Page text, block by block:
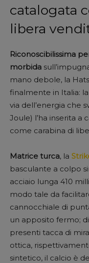
catalogata
libera
Riconoscibilissima
morbida
mano debole, la
finalmente in Italia:
via dell’energia che
Joule) l’ha inserita a
come carabina di
Matrice turca, la
basculante a colpo
acciaio lunga 410
modo tale da
cannocchiale di
un apposito fermo;
presenti tacca di
ottica,
sintetico, il calcio è